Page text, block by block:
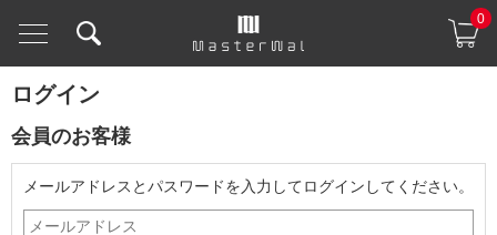
0
ログイン
会員のお客様
メールアドレスとパスワードを入力してログインしてください。